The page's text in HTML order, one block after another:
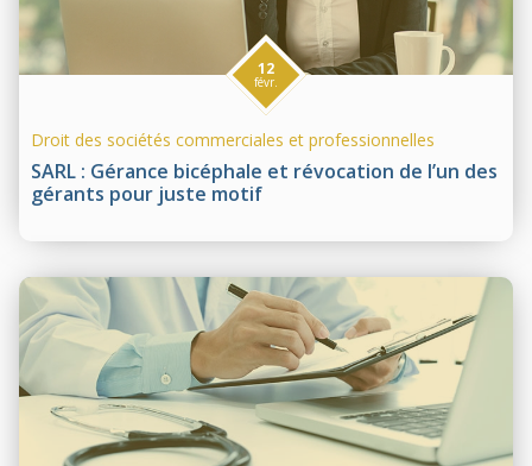
SARL : Gérance bicéphale et révocation de l’un des
gérants pour juste motif
12
févr.
Droit des sociétés commerciales et professionnelles